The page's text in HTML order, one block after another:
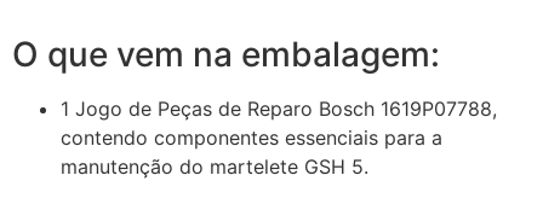
O que vem na embalagem:
1 Jogo de Peças de Reparo Bosch 1619P07788,
contendo componentes essenciais para a
manutenção do martelete GSH 5.